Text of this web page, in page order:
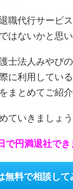
職代行サービ
はないかと思い
士法人みやび
に利用してい
まとめてご紹介
ていきましょう
で円満退社でき
無料で相談して